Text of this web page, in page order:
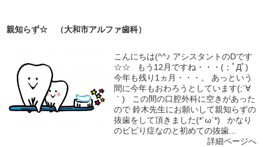
親知らず☆ （大和市アルファ歯科）
こんにちは(^^♪ アシスタントのDです
☆☆ もう12月ですね・・・(；ﾟДﾟ)
今年も残り1ヵ月・・・。 あっという
間に今年もおわろうとしています(;´∀
｀) この間の口腔外科に空きがあった
ので 鈴木先生にお願いして親知らずの
抜歯をして頂きました(*´ω`*) かなり
のビビり症なのと初めての抜歯...
詳細ページへ